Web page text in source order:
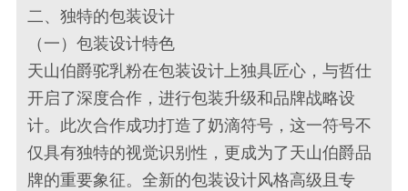
二、独特的包装设计
（一）包装设计特色
天山伯爵驼乳粉在包装设计上独具匠心，与哲仕
开启了深度合作，进行包装升级和品牌战略设
计。此次合作成功打造了奶滴符号，这一符号不
仅具有独特的视觉识别性，更成为了天山伯爵品
牌的重要象征。全新的包装设计风格高级且专